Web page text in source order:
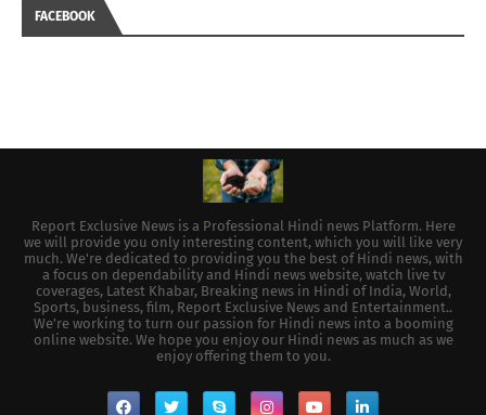
FACEBOOK
Report Exclusive News is a Professional Hindi news Platform. Here
we will provide you only interesting content, which you will like very
much. We're dedicated to providing you the best of Hindi news, with
a focus on dependability and Hindi news website, watch live tv
coverages, Latest Khabar, Breaking news in Hindi of India, World,
Sports, business, film, Report Exclusive News and Entertainment..
We're working to turn our passion for Hindi news into a booming
online website. We hope you enjoy our Hindi news as much as we
enjoy offering them to you.